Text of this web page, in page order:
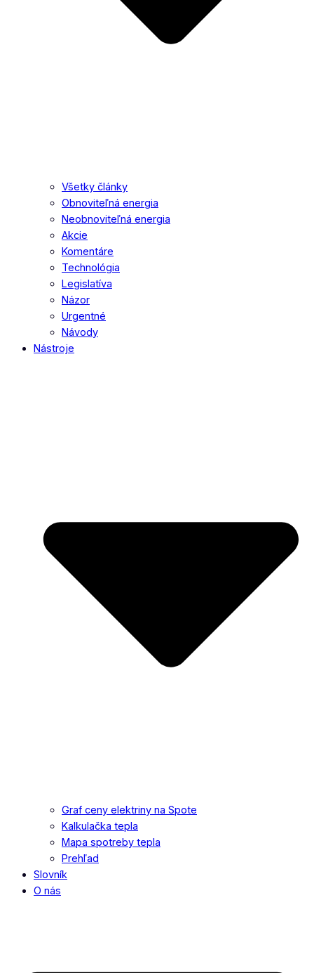
Všetky články
Obnoviteľná energia
Neobnoviteľná energia
Akcie
Komentáre
Technológia
Legislatíva
Názor
Urgentné
Návody
Nástroje
Graf ceny elektriny na Spote
Kalkulačka tepla
Mapa spotreby tepla
Prehľad
Slovník
O nás